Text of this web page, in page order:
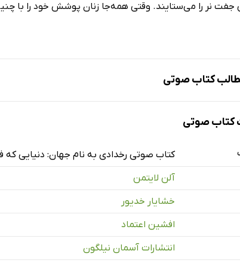
جفت نر را می‌ستایند. وقتی همه‌جا زنان پوشش خود را با
کتاب صوتی
صوتی
کتاب صوتی رخدادی به نام جهان: دنیایی
آلن لایتمن
خشایار خدیور
افشین اعتماد
انتشارات آسمان نیلگون